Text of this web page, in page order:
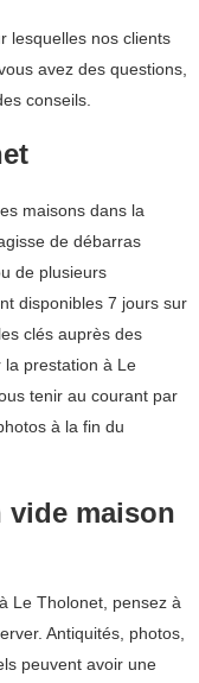
lesquelles nos clients
avez des questions,
conseils.
maisons dans la
de débarras
de plusieurs
disponibles 7 jours sur
clés auprès des
la prestation à Le
tenir au courant par
à la fin du
vide maison
Le Tholonet, pensez à
Antiquités, photos,
peuvent avoir une